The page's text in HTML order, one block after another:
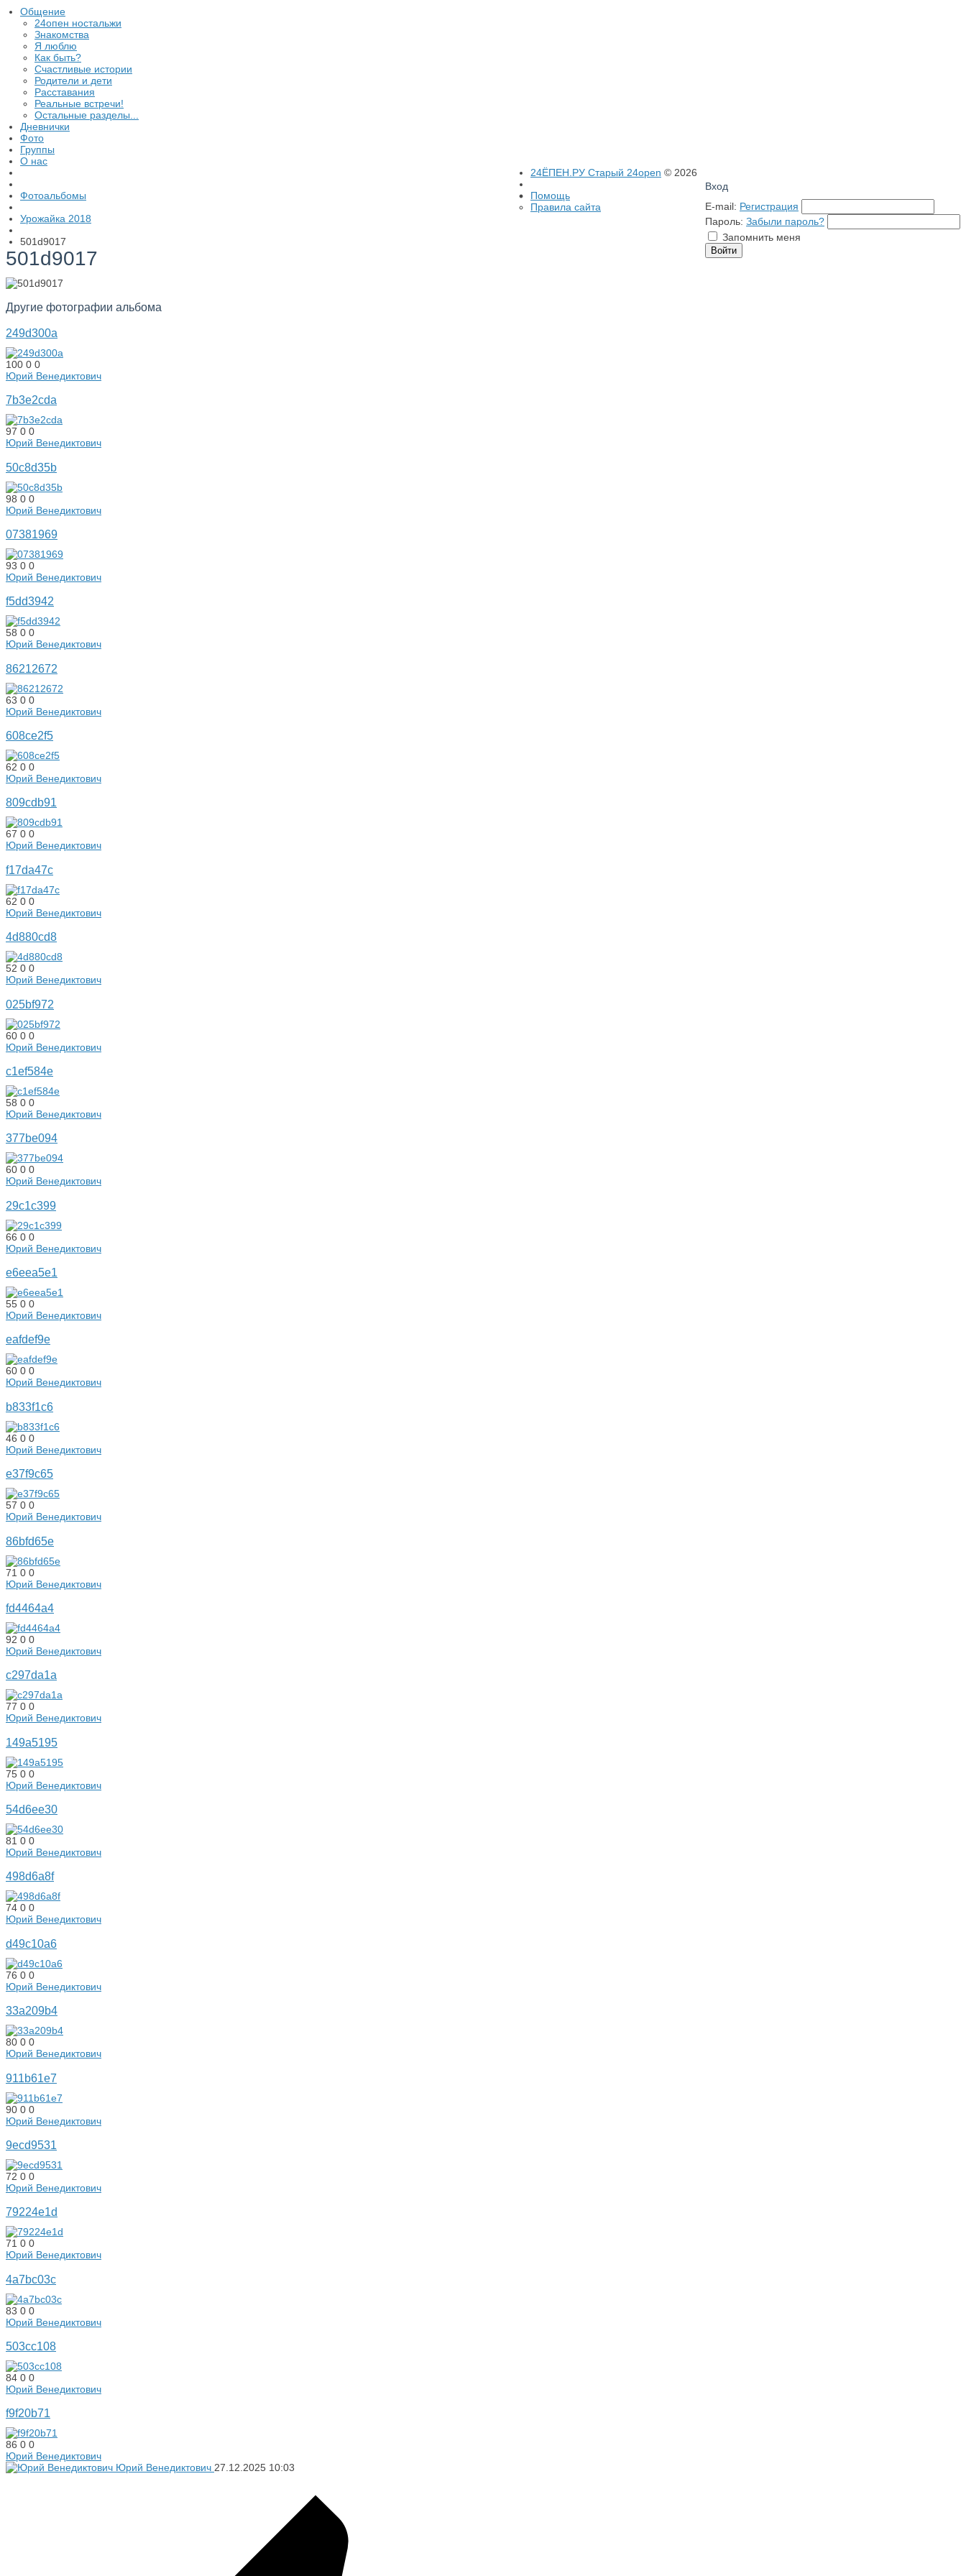
Общение
24опен ностальжи
Знакомства
Я люблю
Как быть?
Счастливые истории
Родители и дети
Расставания
Реальные встречи!
Остальные разделы...
Дневнички
Фото
Группы
О нас
Фотоальбомы
Урожайка 2018
501d9017
501d9017
Другие фотографии альбома
249d300a
100 0 0
Юрий Венедиктович
7b3e2cda
97 0 0
Юрий Венедиктович
50c8d35b
98 0 0
Юрий Венедиктович
07381969
93 0 0
Юрий Венедиктович
f5dd3942
58 0 0
Юрий Венедиктович
86212672
63 0 0
Юрий Венедиктович
608ce2f5
62 0 0
Юрий Венедиктович
809cdb91
67 0 0
Юрий Венедиктович
f17da47c
62 0 0
Юрий Венедиктович
4d880cd8
52 0 0
Юрий Венедиктович
025bf972
60 0 0
Юрий Венедиктович
c1ef584e
58 0 0
Юрий Венедиктович
377be094
60 0 0
Юрий Венедиктович
29c1c399
66 0 0
Юрий Венедиктович
e6eea5e1
55 0 0
Юрий Венедиктович
eafdef9e
60 0 0
Юрий Венедиктович
b833f1c6
46 0 0
Юрий Венедиктович
e37f9c65
57 0 0
Юрий Венедиктович
86bfd65e
71 0 0
Юрий Венедиктович
fd4464a4
92 0 0
Юрий Венедиктович
c297da1a
77 0 0
Юрий Венедиктович
149a5195
75 0 0
Юрий Венедиктович
54d6ee30
81 0 0
Юрий Венедиктович
498d6a8f
74 0 0
Юрий Венедиктович
d49c10a6
76 0 0
Юрий Венедиктович
33a209b4
80 0 0
Юрий Венедиктович
911b61e7
90 0 0
Юрий Венедиктович
9ecd9531
72 0 0
Юрий Венедиктович
79224e1d
71 0 0
Юрий Венедиктович
4a7bc03c
83 0 0
Юрий Венедиктович
503cc108
84 0 0
Юрий Венедиктович
f9f20b71
86 0 0
Юрий Венедиктович
Юрий Венедиктович 27.12.2025 10:03
Вход
E-mail: Регистрация
Пароль: Забыли пароль?
Запомнить меня
24ЁПЕН.РУ Старый 24open © 2026
Помощь
Правила сайта